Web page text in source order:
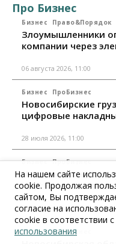
Про Бизнес
Бизнес Право&Порядок
Злоумышленники
компании через
06 августа 2026, 11:00
Бизнес ПроБизнес
Новосибирские
цифровые
28 июля 2026, 11:00
Бизнес ПроБизнес
Новосибирцы
НДС: причины и
24 июля 2026, 10:30
Бизнес ПроБизнес
На нашем сайте
cookie. Продолжая
сайтом, Вы
согласие на
cookie в соответствии с
использования